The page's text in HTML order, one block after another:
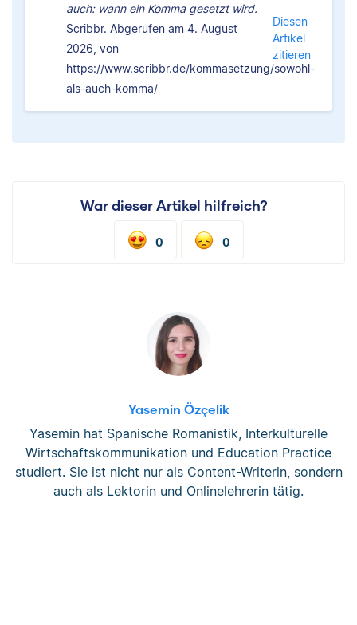
auch: wann ein Komma gesetzt wird.
Scribbr. Abgerufen am 4. August
2026, von
https://www.scribbr.de/kommasetzung/sowohl-
als-auch-komma/
Diesen
Artikel
zitieren
War dieser Artikel hilfreich?
0 0
Yasemin Özçelik
Yasemin hat Spanische Romanistik, Interkulturelle
Wirtschaftskommunikation und Education Practice
studiert. Sie ist nicht nur als Content-Writerin, sondern
auch als Lektorin und Onlinelehrerin tätig.